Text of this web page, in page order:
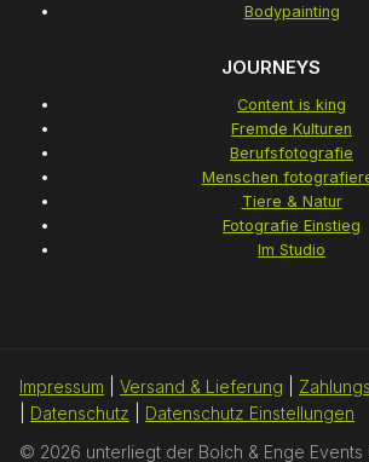
Bodypainting
JOURNEYS
Content is king
Fremde Kulturen
Berufsfotografie
Menschen
Tiere & Natur
Fotografie Einstieg
Im Studio
Impressum Versand & Lieferung
Datenschutz
Datenschutz Einstellungen
© 2026 unterliegt der Bolch & Enge Events